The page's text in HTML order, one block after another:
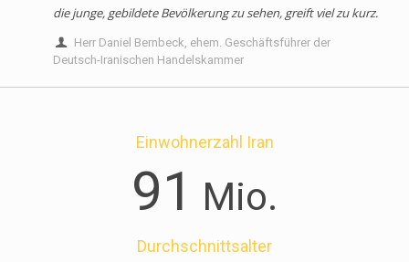
die junge, gebildete Bevölkerung zu sehen, greift viel zu kurz.
Herr Daniel Bernbeck, ehem. Geschäftsführer der
Deutsch-Iranischen Handelskammer
Einwohnerzahl Iran
91 Mio.
Durchschnittsalter